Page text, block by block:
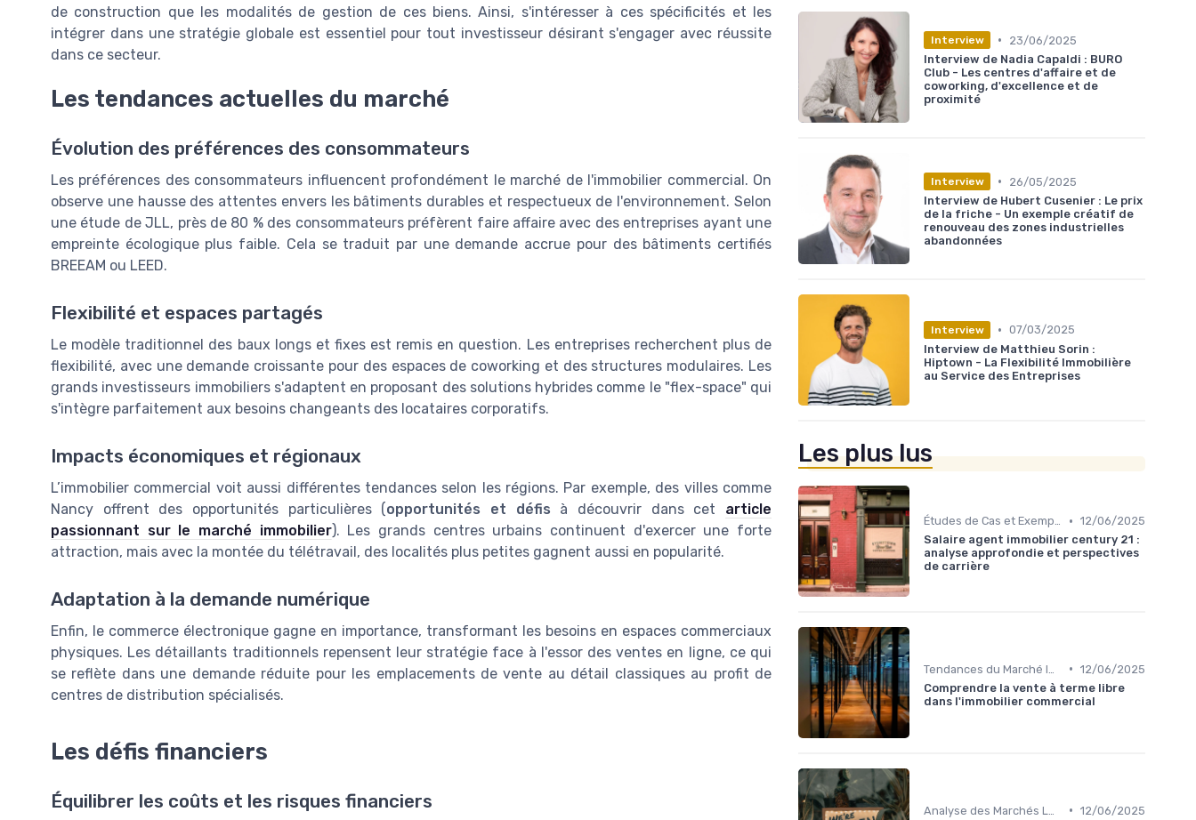
de construction que les modalités de gestion de ces biens. Ainsi, s'intéresser à ces spécificités et les
intégrer dans une stratégie globale est essentiel pour tout investisseur désirant s'engager avec réussite
dans ce secteur.
Les tendances actuelles du marché
Évolution des préférences des consommateurs
Les préférences des consommateurs influencent profondément le marché de l'immobilier commercial. On
observe une hausse des attentes envers les bâtiments durables et respectueux de l'environnement. Selon
une étude de JLL, près de 80 % des consommateurs préfèrent faire affaire avec des entreprises ayant une
empreinte écologique plus faible. Cela se traduit par une demande accrue pour des bâtiments certifiés
BREEAM ou LEED.
Flexibilité et espaces partagés
Le modèle traditionnel des baux longs et fixes est remis en question. Les entreprises recherchent plus de
flexibilité, avec une demande croissante pour des espaces de coworking et des structures modulaires. Les
grands investisseurs immobiliers s'adaptent en proposant des solutions hybrides comme le "flex-space" qui
s'intègre parfaitement aux besoins changeants des locataires corporatifs.
Impacts économiques et régionaux
L’immobilier commercial voit aussi différentes tendances selon les régions. Par exemple, des villes comme
Nancy offrent des opportunités particulières (opportunités et défis à découvrir dans cet article
passionnant sur le marché immobilier). Les grands centres urbains continuent d'exercer une forte
attraction, mais avec la montée du télétravail, des localités plus petites gagnent aussi en popularité.
Adaptation à la demande numérique
Enfin, le commerce électronique gagne en importance, transformant les besoins en espaces commerciaux
physiques. Les détaillants traditionnels repensent leur stratégie face à l'essor des ventes en ligne, ce qui
se reflète dans une demande réduite pour les emplacements de vente au détail classiques au profit de
centres de distribution spécialisés.
Les défis financiers
Équilibrer les coûts et les risques financiers
Interview •
23/06/2025
Interview de Nadia Capaldi : BURO
Club - Les centres d'affaire et de
coworking, d'excellence et de
proximité
Interview •
26/05/2025
Interview de Hubert Cusenier : Le prix
de la friche - Un exemple créatif de
renouveau des zones industrielles
abandonnées
Interview • 07/03/2025
Interview de Matthieu Sorin :
Hiptown - La Flexibilité Immobilière
au Service des Entreprises
Les plus lus
Études de Cas et Exemples de Réussite • 12/06/2025
Salaire agent immobilier century 21 :
analyse approfondie et perspectives
de carrière
• 12/06/2025
Comprendre la vente à terme libre
dans l'immobilier commercial
• 12/06/2025